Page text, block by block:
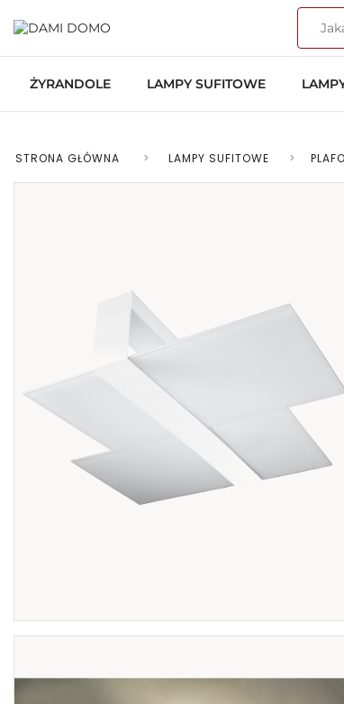
ŻYRANDOLE LAMPY SUFITOWE
STRONA GŁÓWNA > LAMPY SUFITOWE >